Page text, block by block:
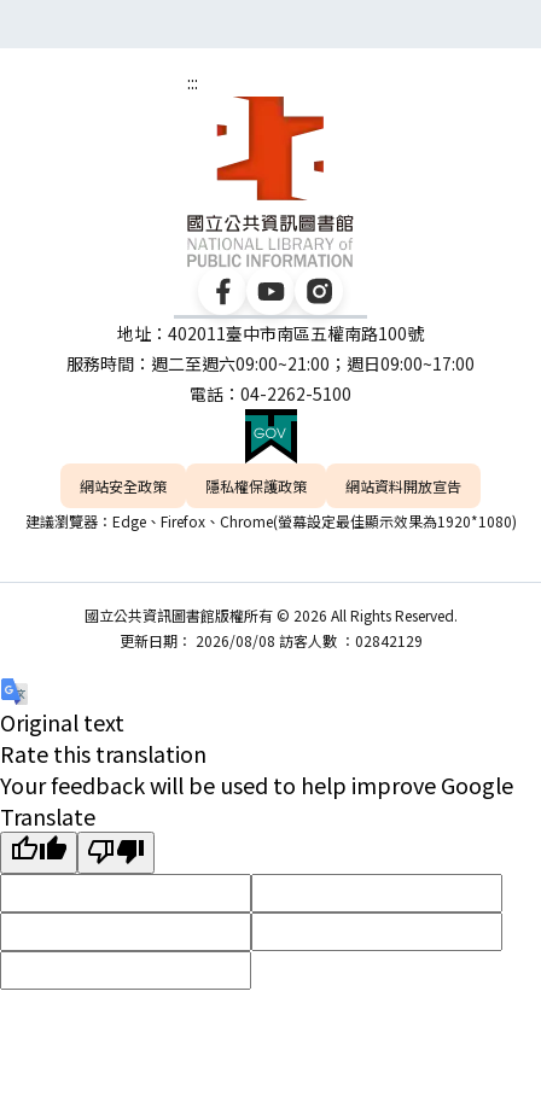
:::
地址：402011臺中市南區五權南路100號
服務時間：週二至週六09:00~21:00；週日09:00~17:00
電話：04-2262-5100
網站安全政策 隱私權保護政策
網站資料開放宣告
建議瀏覽器：Edge、Firefox、Chrome(螢幕設定最佳顯示效果為1920*1080)
國立公共資訊圖書館版權所有 © 2026 All Rights Reserved.
更新日期： 2026/08/08 訪客人數 ：02842129
Original text
Rate this translation
Your feedback will be used to help improve Google
Translate